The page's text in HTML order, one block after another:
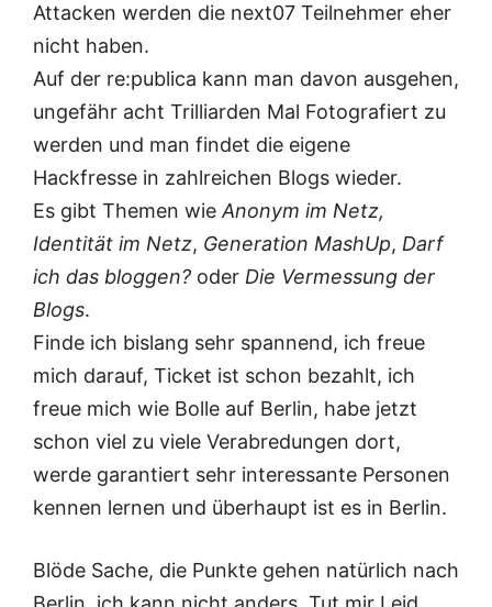
Attacken werden die next07 Teilnehmer eher
nicht haben.
Auf der re:publica kann man davon ausgehen,
ungefähr acht Trilliarden Mal Fotografiert zu
werden und man findet die eigene
Hackfresse in zahlreichen Blogs wieder.
Es gibt Themen wieAnonym im Netz,
Identität im Netz, Generation MashUp, Darf
ich das bloggen? oder Die Vermessung der
Blogs.
Finde ich bislang sehr spannend, ich freue
mich darauf, Ticket ist schon bezahlt, ich
freue mich wie Bolle auf Berlin, habe jetzt
schon viel zu viele Verabredungen dort,
werde garantiert sehr interessante Personen
kennen lernen und überhaupt ist es in Berlin.
Blöde Sache, die Punkte gehen natürlich nach